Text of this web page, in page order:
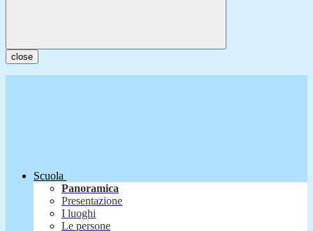
close
Scuola
Panoramica
Presentazione
I luoghi
Le persone